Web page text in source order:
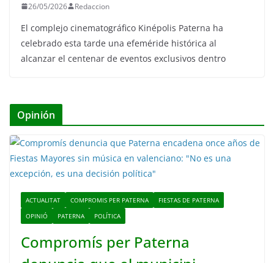
26/05/2026 Redaccion
El complejo cinematográfico Kinépolis Paterna ha
celebrado esta tarde una efeméride histórica al
alcanzar el centenar de eventos exclusivos dentro
Opinión
ACTUALITAT COMPROMIS PER PATERNA
FIESTAS DE PATERNA
OPINIÓ
PATERNA POLÍTICA
Compromís per Paterna